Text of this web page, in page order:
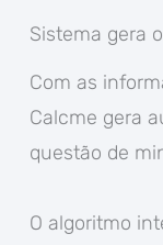
Sistema gera
Com as
Calcme gera
questão de
O algoritmo